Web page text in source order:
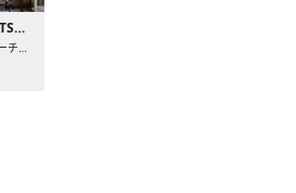
INDEX｜Mr.&Mrs. KOMATSU renovation diary
プロダクトデザイナーの夫とマーチャンダイザーの妻が、夫婦で..